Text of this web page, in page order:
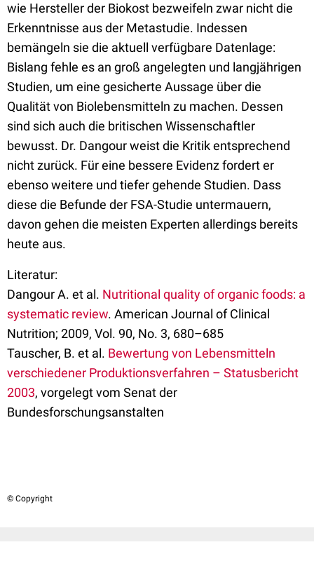
wie Hersteller der Biokost bezweifeln zwar nicht die
Erkenntnisse aus der Metastudie. Indessen
bemängeln sie die aktuell verfügbare Datenlage:
Bislang fehle es an groß angelegten und langjährigen
Studien, um eine gesicherte Aussage über die
Qualität von Biolebensmitteln zu machen. Dessen
sind sich auch die britischen Wissenschaftler
bewusst. Dr. Dangour weist die Kritik entsprechend
nicht zurück. Für eine bessere Evidenz fordert er
ebenso weitere und tiefer gehende Studien. Dass
diese die Befunde der FSA-Studie untermauern,
davon gehen die meisten Experten allerdings bereits
heute aus.
Literatur:
Dangour A. et al. Nutritional quality of organic foods: a
systematic review. American Journal of Clinical
Nutrition; 2009, Vol. 90, No. 3, 680–685
Tauscher, B. et al. Bewertung von Lebensmitteln
verschiedener Produktionsverfahren – Statusbericht
2003, vorgelegt vom Senat der
Bundesforschungsanstalten
© Copyright